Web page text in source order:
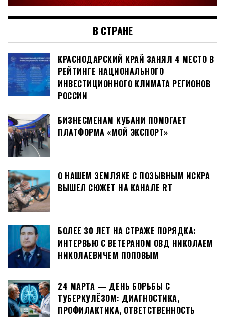
В СТРАНЕ
КРАСНОДАРСКИЙ КРАЙ ЗАНЯЛ 4 МЕСТО В
РЕЙТИНГЕ НАЦИОНАЛЬНОГО
ИНВЕСТИЦИОННОГО КЛИМАТА РЕГИОНОВ
РОССИИ
БИЗНЕСМЕНАМ КУБАНИ ПОМОГАЕТ
ПЛАТФОРМА «МОЙ ЭКСПОРТ»
О НАШЕМ ЗЕМЛЯКЕ С ПОЗЫВНЫМ ИСКРА
ВЫШЕЛ СЮЖЕТ НА КАНАЛЕ RT
БОЛЕЕ 30 ЛЕТ НА СТРАЖЕ ПОРЯДКА:
ИНТЕРВЬЮ С ВЕТЕРАНОМ ОВД НИКОЛАЕМ
НИКОЛАЕВИЧЕМ ПОПОВЫМ
24 МАРТА — ДЕНЬ БОРЬБЫ С
ТУБЕРКУЛЁЗОМ: ДИАГНОСТИКА,
ПРОФИЛАКТИКА, ОТВЕТСТВЕННОСТЬ